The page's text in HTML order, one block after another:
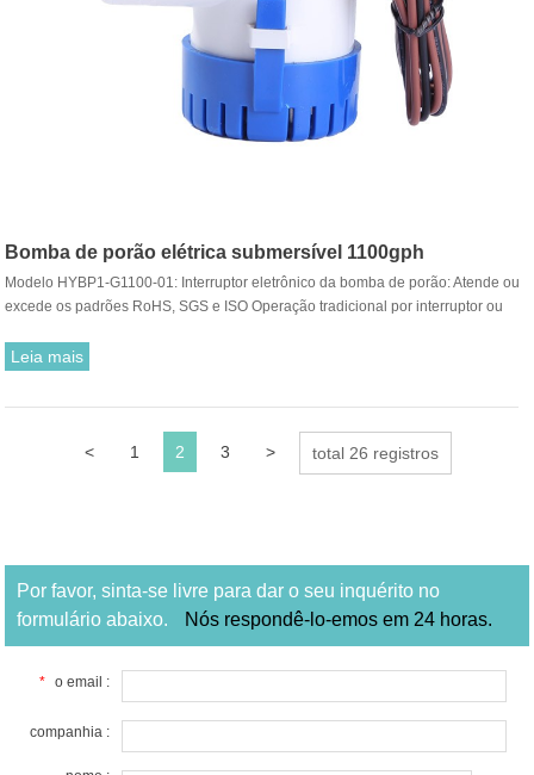
Bomba de porão elétrica submersível 1100gph
Modelo HYBP1-G1100-01: Interruptor eletrônico da bomba de porão: Atende ou
excede os padrões RoHS, SGS e ISO Operação tradicional por interruptor ou
Funcionamento a seco para cargas de trabalho normais. Vedações à prova de
Leia mais
< 1 2 3 > total 26 registros
Por favor, sinta-se livre para dar o seu inquérito no
formulário abaixo.
Nós respondê-lo-emos em 24 horas.
* o email :
companhia :